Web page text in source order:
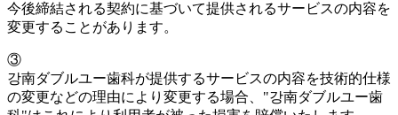
今後締結される契約に基づいて提供されるサービスの内容を
変更することがあります。
③
강南ダブルユー歯科が提供するサービスの内容を技術的仕様
の変更などの理由により変更する場合、"강南ダブルユー歯